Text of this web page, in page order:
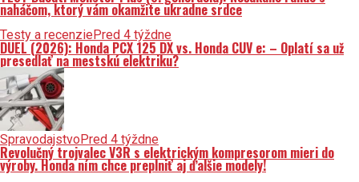
naháčom, ktorý vám okamžite ukradne srdce
Testy a recenziePred 4 týždne
DUEL (2026): Honda PCX 125 DX vs. Honda CUV e: – Oplatí sa už
presedlať na mestskú elektriku?
SpravodajstvoPred 4 týždne
Revolučný trojvalec V3R s elektrickým kompresorom mieri do
výroby. Honda ním chce preplniť aj ďalšie modely!